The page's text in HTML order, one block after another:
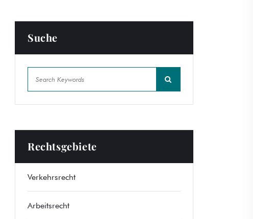
Suche
Rechtsgebiete
Verkehrsrecht
Arbeitsrecht